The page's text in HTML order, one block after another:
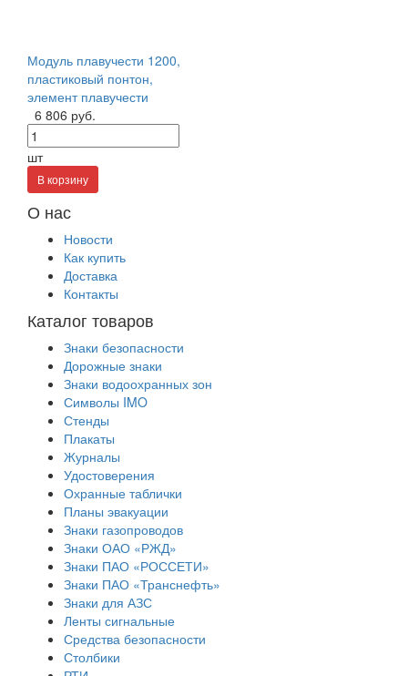
Модуль плавучести 1200,
пластиковый понтон,
элемент плавучести
6 806 руб.
шт
В корзину
О нас
Новости
Как купить
Доставка
Контакты
Каталог товаров
Знаки безопасности
Дорожные знаки
Знаки водоохранных зон
Символы IMO
Стенды
Плакаты
Журналы
Удостоверения
Охранные таблички
Планы эвакуации
Знаки газопроводов
Знаки ОАО «РЖД»
Знаки ПАО «РОССЕТИ»
Знаки ПАО «Транснефть»
Знаки для АЗС
Ленты сигнальные
Средства безопасности
Столбики